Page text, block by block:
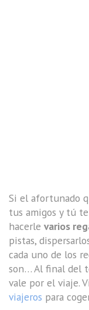
Si el afortunado
tus amigos y tú
hacerle varios
pistas,
cada uno de los
son… Al final del
vale por el viaje.
viajeros para